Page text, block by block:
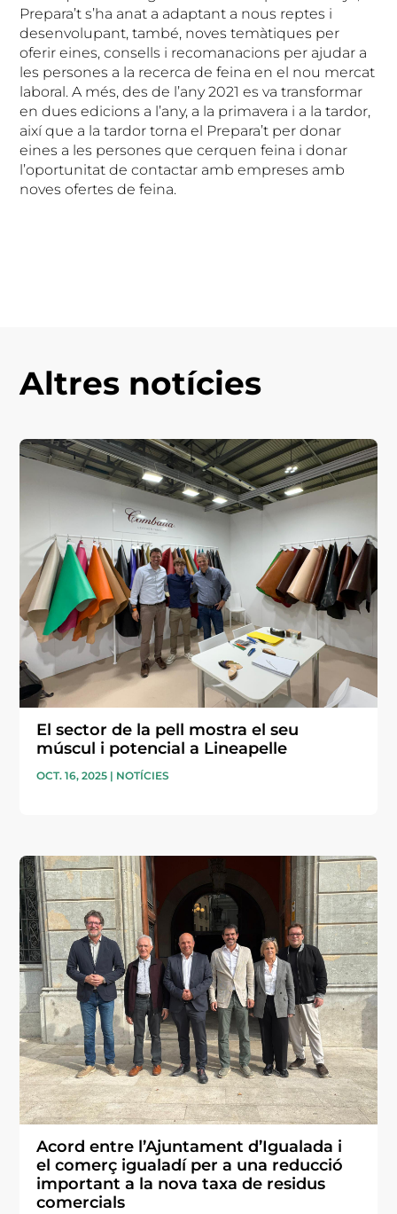
Prepara’t s’ha anat a adaptant a nous reptes i
desenvolupant, també, noves temàtiques per
oferir eines, consells i recomanacions per ajudar a
les persones a la recerca de feina en el nou mercat
laboral. A més, des de l’any 2021 es va transformar
en dues edicions a l’any, a la primavera i a la tardor,
així que a la tardor torna el Prepara’t per donar
eines a les persones que cerquen feina i donar
l’oportunitat de contactar amb empreses amb
noves ofertes de feina.
Altres notícies
El sector de la pell mostra el seu
múscul i potencial a Lineapelle
OCT. 16, 2025 | NOTÍCIES
Acord entre l’Ajuntament d’Igualada i
el comerç igualadí per a una reducció
important a la nova taxa de residus
comercials